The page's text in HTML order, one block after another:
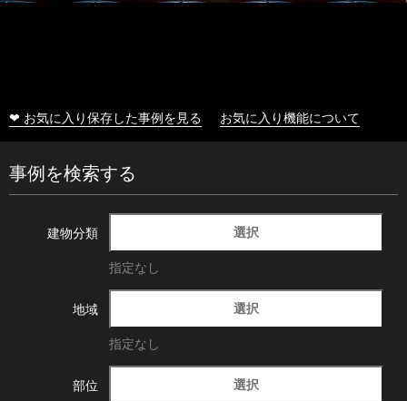
❤ お気に入り保存した事例を見る お気に入り機能について
事例を検索する
建物分類 選択
指定なし
地域 選択
指定なし
部位 選択